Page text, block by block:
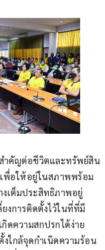
ำคัญต่อชีวิตและทรัพย์สิน
เพื่อให้อยู่ในสภาพพร้อม
เต็มประสิทธิภาพอยู่
งการติดตั้งไว้ในที่ที่มี
ดความสกปรกได้ง่าย
ใกล้จุดกำเนิดความร้อน